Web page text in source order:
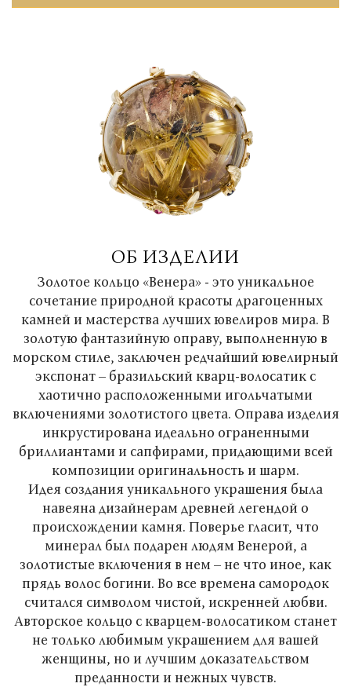
ОБ ИЗДЕЛИИ
Золотое кольцо «Венера» - это уникальное
сочетание природной красоты драгоценных
камней и мастерства лучших ювелиров мира. В
золотую фантазийную оправу, выполненную в
морском стиле, заключен редчайший ювелирный
экспонат – бразильский кварц-волосатик с
хаотично расположенными игольчатыми
включениями золотистого цвета. Оправа изделия
инкрустирована идеально ограненными
бриллиантами и сапфирами, придающими всей
композиции оригинальность и шарм.
Идея создания уникального украшения была
навеяна дизайнерам древней легендой о
происхождении камня. Поверье гласит, что
минерал был подарен людям Венерой, а
золотистые включения в нем – не что иное, как
прядь волос богини. Во все времена самородок
считался символом чистой, искренней любви.
Авторское кольцо с кварцем-волосатиком станет
не только любимым украшением для вашей
женщины, но и лучшим доказательством
преданности и нежных чувств.